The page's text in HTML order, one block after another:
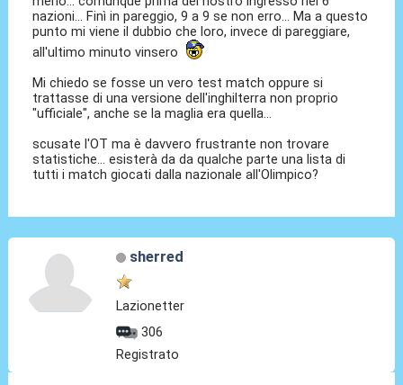
nazioni... Finì in pareggio, 9 a 9 se non erro... Ma a questo
punto mi viene il dubbio che loro, invece di pareggiare,
all'ultimo minuto vinsero
Mi chiedo se fosse un vero test match oppure si
trattasse di una versione dell'inghilterra non proprio
"ufficiale", anche se la maglia era quella...
scusate l'OT ma è davvero frustrante non trovare
statistiche... esisterà da da qualche parte una lista di
tutti i match giocati dalla nazionale all'Olimpico?
sherred
Lazionetter
306
Registrato